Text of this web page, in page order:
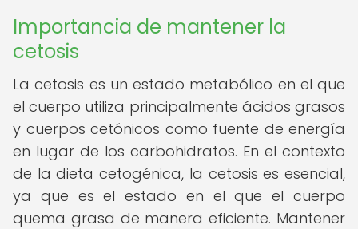
Importancia de mantener la
cetosis
La cetosis es un estado metabólico en el que
el cuerpo utiliza principalmente ácidos grasos
y cuerpos cetónicos como fuente de energía
en lugar de los carbohidratos. En el contexto
de la dieta cetogénica, la cetosis es esencial,
ya que es el estado en el que el cuerpo
quema grasa de manera eficiente. Mantener